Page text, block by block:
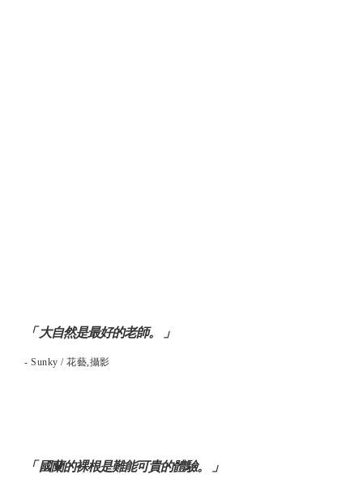
「 大自然是最好的老師。 」
- Sunky / 花藝,攝影
「 國蘭的裸根是難能可貴的體驗。 」